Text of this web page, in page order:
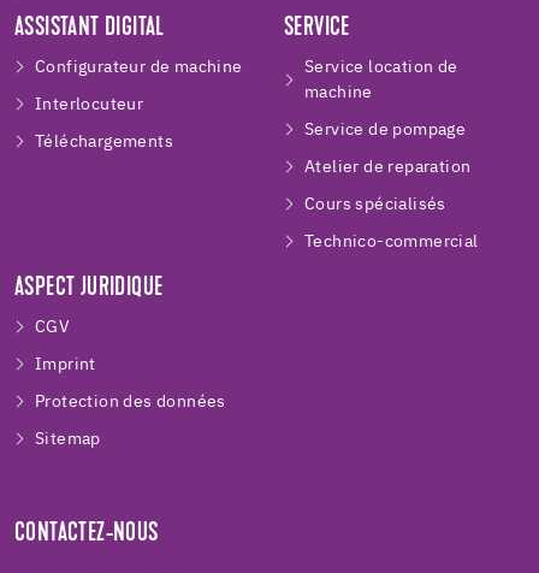
ASSISTANT DIGITAL
Configurateur de machine
Interlocuteur
Téléchargements
SERVICE
Service location de
machine
Service de pompage
Atelier de reparation
Cours spécialisés
Technico-commercial
ASPECT JURIDIQUE
CGV
Imprint
Protection des données
Sitemap
CONTACTEZ-NOUS